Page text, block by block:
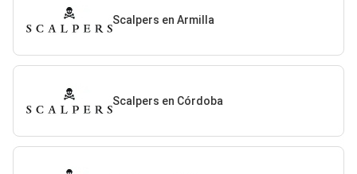
Scalpers en Armilla
Scalpers en Córdoba